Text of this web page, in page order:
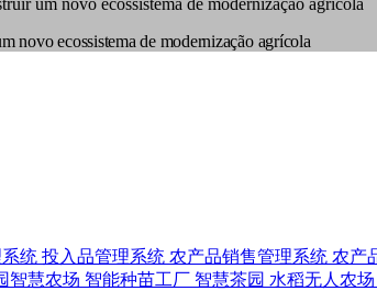
novo ecossistema de modernização agrícola
统 投入品管理系统 农产品销售管理系统 农产
智慧农场 智能种苗工厂 智慧茶园 水稻无人农场